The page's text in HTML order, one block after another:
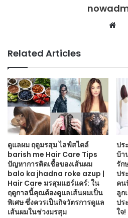
Related Articles
ดูแลผม ฤดูมรสุม ไลฟ์สไตล์
barish me Hair Care Tips
ปัญหาการติดเชื้อของเส้นผม
balo ka jhadna roke azup |
Hair Care มรสุมแฮร์แคร์: ใน
ฤดูกาลนี้คุณต้องดูแลเส้นผมเป็น
พิเศษ ซึ่งควรเป็นกิจวัตรการดูแล
เส้นผมในช่วงมรสุม
ปร
บ้า
รัก
ปร
คน
ลูก
ปร
ใจ!